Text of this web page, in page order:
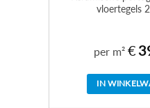
vloertegels
per m²€
IN